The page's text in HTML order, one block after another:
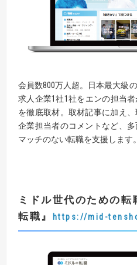
会員数800万人超。日本最大級
求人企業1社1社をエンの担当
を徹底取材。取材記事に加え
企業担当者のコメントなど、
マッチのない転職を支援します。
ミドル世代のための転
転職 』 https://mid-